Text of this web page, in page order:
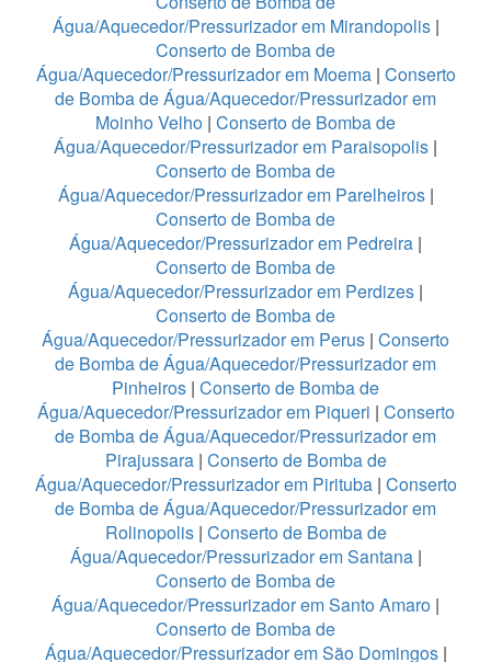
Água/Aquecedor/Pressurizador em Mirandopolis|
Conserto de Bomba de
Água/Aquecedor/Pressurizador em Moema| Conserto
de Bomba de Água/Aquecedor/Pressurizador em
Moinho Velho | Conserto de Bomba de
Água/Aquecedor/Pressurizador em Paraisopolis |
Conserto de Bomba de
Água/Aquecedor/Pressurizador em Parelheiros|
Conserto de Bomba de
Água/Aquecedor/Pressurizador em Pedreira |
Conserto de Bomba de
Água/Aquecedor/Pressurizador em Perdizes |
Conserto de Bomba de
Água/Aquecedor/Pressurizador em Perus | Conserto
de Bomba de Água/Aquecedor/Pressurizador em
Pinheiros | Conserto de Bomba de
Água/Aquecedor/Pressurizador em Piqueri | Conserto
de Bomba de Água/Aquecedor/Pressurizador em
Pirajussara| Conserto de Bomba de
Água/Aquecedor/Pressurizador em Pirituba| Conserto
de Bomba de Água/Aquecedor/Pressurizador em
Rolinopolis| Conserto de Bomba de
Água/Aquecedor/Pressurizador em Santana|
Conserto de Bomba de
Água/Aquecedor/Pressurizador em Santo Amaro |
Conserto de Bomba de
Água/Aquecedor/Pressurizador em São Domingos|